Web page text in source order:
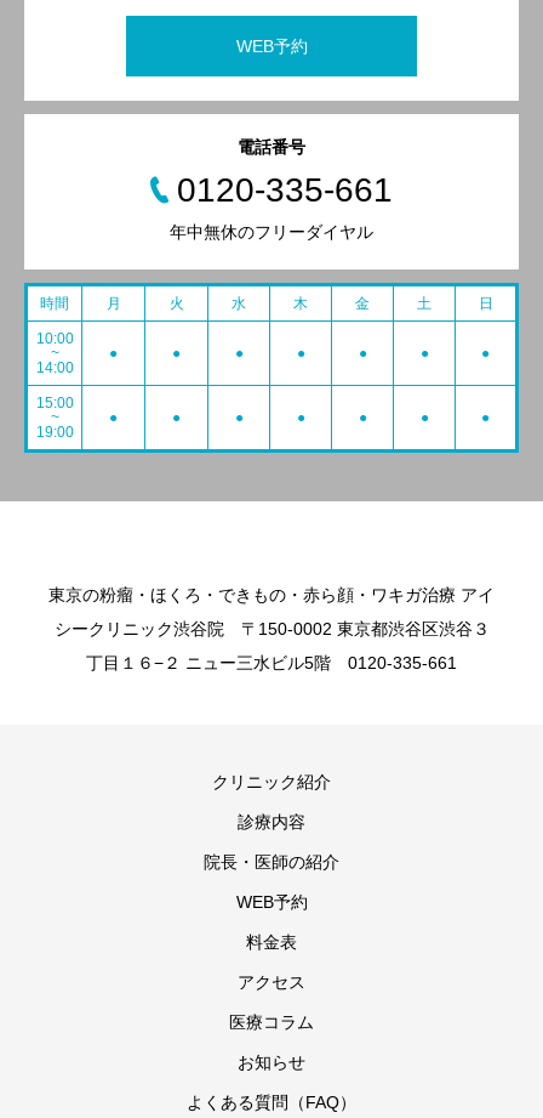
WEB予約
電話番号
0120-335-661
年中無休のフリーダイヤル
時間 月 火 水 木 金 土 日
10:00
~
14:00
● ● ● ● ● ● ●
15:00
~
19:00
● ● ● ● ● ● ●
東京の粉瘤・ほくろ・できもの・赤ら顔・ワキガ治療 アイ
シークリニック渋谷院 〒150-0002 東京都渋谷区渋谷３
丁目１６−２ ニュー三水ビル5階 0120-335-661
クリニック紹介
診療内容
院長・医師の紹介
WEB予約
料金表
アクセス
医療コラム
お知らせ
よくある質問（FAQ）